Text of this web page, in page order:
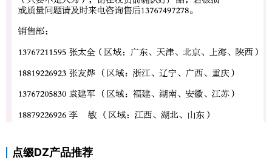
点缀DZ产品推荐